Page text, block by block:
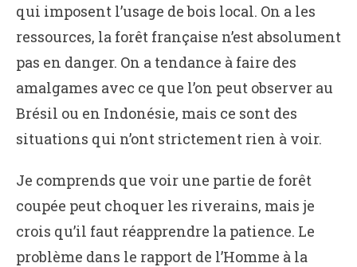
qui imposent l’usage de bois local. On a les
ressources, la forêt française n’est absolument
pas en danger. On a tendance à faire des
amalgames avec ce que l’on peut observer au
Brésil ou en Indonésie, mais ce sont des
situations qui n’ont strictement rien à voir.
Je comprends que voir une partie de forêt
coupée peut choquer les riverains, mais je
crois qu’il faut réapprendre la patience. Le
problème dans le rapport de l’Homme à la